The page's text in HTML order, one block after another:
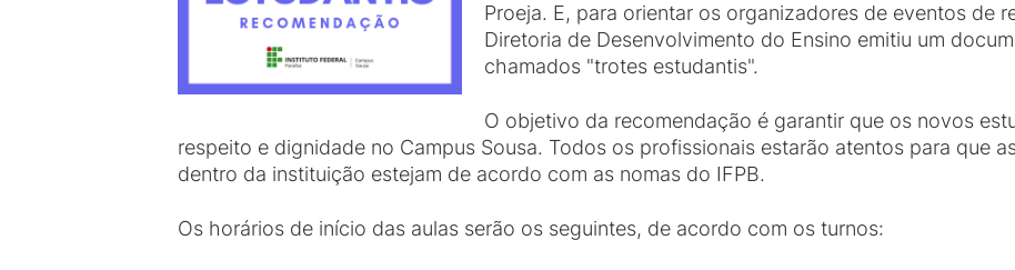
Proeja. E, para orientar os organizadores de eventos de
Diretoria de Desenvolvimento do Ensino emitiu um
chamados "trotes estudantis".
O objetivo da recomendação é garantir que os novos
respeito e dignidade no Campus Sousa. Todos os profissionais estarão atentos para que
dentro da instituição estejam de acordo com as nomas do IFPB.
Os horários de início das aulas serão os seguintes, de acordo com os turnos: